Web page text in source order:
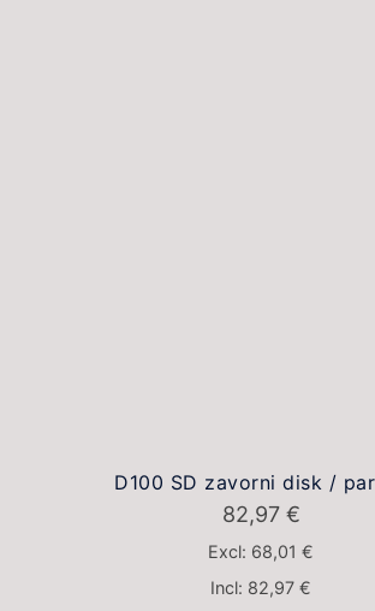
D100 SD zavorni disk /
82,97 €
Excl: 68,01€
Incl: 82,97€